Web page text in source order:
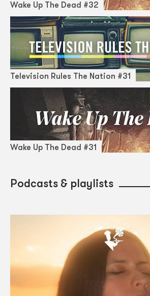
Wake Up The Dead #32
Television Rules The Nation #31
Wake Up The Dead #31
Podcasts & playlists